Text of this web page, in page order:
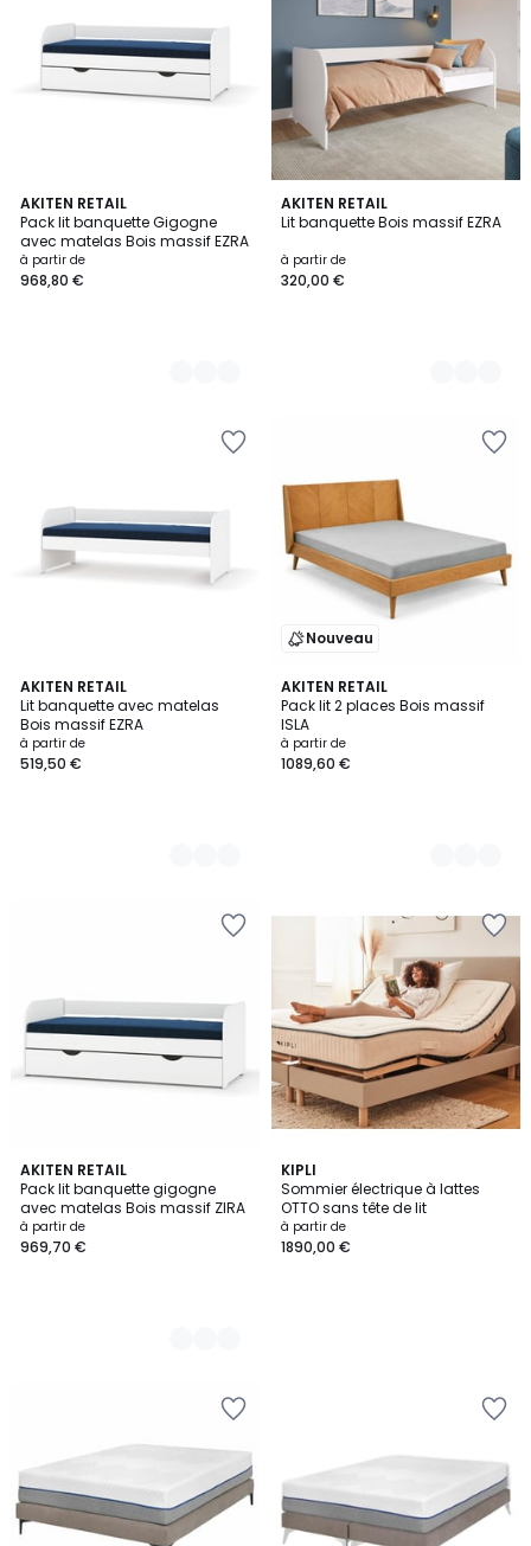
AKITEN RETAIL
Pack lit banquette Gigogne
avec matelas Bois massif EZRA
à partir de
968,80 €
5
Couleurs
AKITEN RETAIL
Lit banquette Bois massif EZRA
à partir de
320,00 €
3
Couleurs
AKITEN RETAIL
Lit banquette avec matelas
Bois massif EZRA
à partir de
519,50 €
3
Couleurs
Nouveau
AKITEN RETAIL
Pack lit 2 places Bois massif
ISLA
à partir de
1089,60 €
2
Couleurs
AKITEN RETAIL
Pack lit banquette gigogne
avec matelas Bois massif ZIRA
à partir de
969,70 €
5
Couleurs
KIPLI
Sommier électrique à lattes
OTTO sans tête de lit
à partir de
1890,00 €